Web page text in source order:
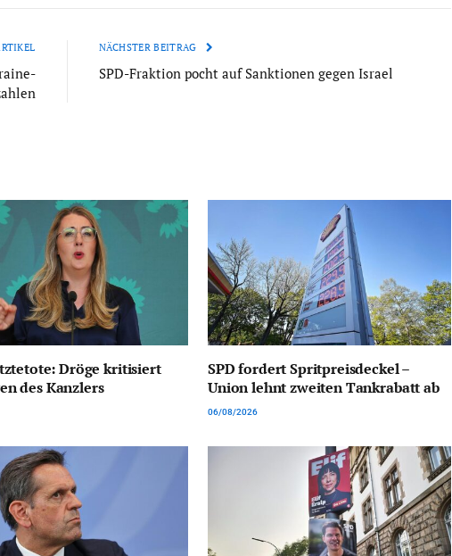
NÄCHSTER BEITRAG
SPD-Fraktion pocht auf Sanktionen gegen Israel
Dröge kritisiert
des Kanzlers
SPD fordert Spritpreisdeckel –
Union lehnt zweiten Tankrabatt ab
06/08/2026